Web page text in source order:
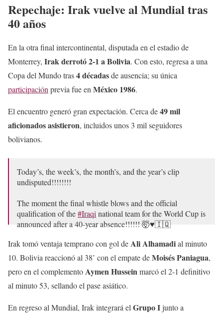
Repechaje: Irak vuelve al Mundial tras
40 años
En la otra final intercontinental, disputada en el estadio de
Monterrey, Irak derrotó 2-1 a Bolivia. Con esto, regresa a una
Copa del Mundo tras4 décadasde ausencia; su única
participación previa fue en México 1986.
El encuentro generó gran expectación. Cerca de49 mil
aficionados asistieron, incluidos unos 3 mil seguidores
bolivianos.
Today’s, the week’s, the month’s, and the year’s clip
undisputed!!!!!!!!
The moment the final whistle blows and the official
qualification of the#Iraqi national team for the World Cup is
announced after a 40-year absence!!!!!! 🤯♥️🇮🇶
pic.twitter.com/wG13fzSs5A
— MALAININE (@CHM_iNEWS)April 1, 2026
Irak tomó ventaja temprano con gol deAli Alhamadial minuto
10. Bolivia reaccionó al 38’ con el empate deMoisés Paniagua,
pero en el complementoAymen Husseinmarcó el 2-1 definitivo
al minuto 53, sellando el pase asiático.
En regreso al Mundial, Irak integrará el Grupo Ijunto a